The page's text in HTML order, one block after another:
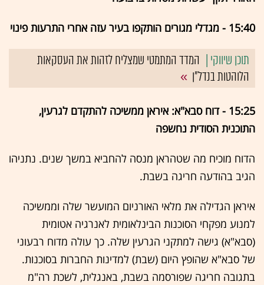
15:40 - מגדלי מגורים הותקפו בעיר עזה אחרי התרעות פינוי
המדד המתמטי שמצליח לזהות את העסקאות
הלוהטות בנדל"ן
15:25 - דוח סבא"א: איראן ממשיכה להתקדם לגרעין,
התוכנית הסודית נחשפה
הדוח מוכיח מה שטהראן מנסה להחביא במשך שנים. נתניהו
הגיב בהודעה חריגה בשבת.
איראן הגדילה את מלאי האורניום המועשר שלה וממשיכה
למנוע מפקחי הסוכנות הבינלאומית לאנרגיה אטומית
(סבא"א) גישה למתקני הגרעין שלה. כך עולה מדוח רבעוני
של סבא"א שהופץ היום (שבת) למדינות החברות בסוכנות.
בתגובה חריגה שפורסמה בשבת, באנגלית, לשכת רה"מ